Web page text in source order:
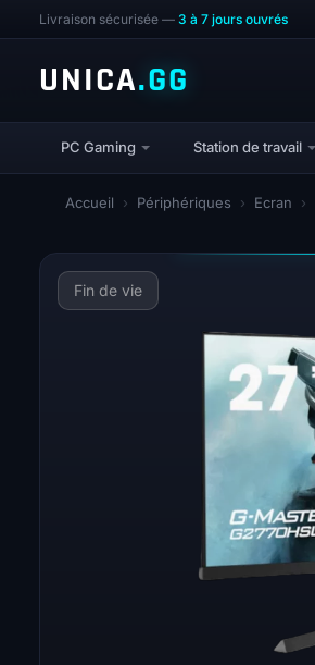
Livraison sécurisée — 3 à 7 jours ouvrés
UNICA.GG
PC Gaming Station de travail
Accueil › Périphériques › Ecran ›
Fin de vie